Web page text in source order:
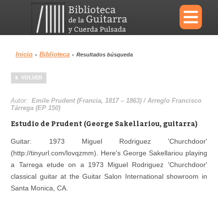
×
Menu
Biblioteca Diccionario
Área personal Reproductor
Inicio › Biblioteca › Resultados búsqueda
VOLVER
Autor:Emile Prudent (Francia, 1817 – 1863) / Arreglo Francisco
Tárrega (EP 150)
Estudio de Prudent (George Sakellariou, guitarra)
Guitar: 1973 Miguel Rodriguez 'Churchdoor'
(http://tinyurl.com/lovqzmm). Here's George Sakellariou playing
a Tarrega etude on a 1973 Miguel Rodriguez 'Churchdoor'
classical guitar at the Guitar Salon International showroom in
Santa Monica, CA.